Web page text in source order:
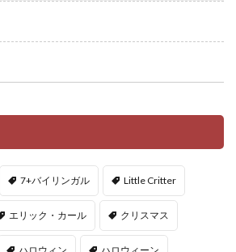
7+バイリンガル Little Critter
エリック・カール クリスマス